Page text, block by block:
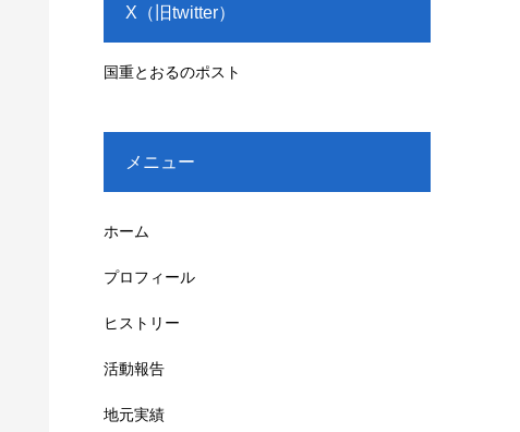
X（旧twitter）
国重とおるのポスト
メニュー
ホーム
プロフィール
ヒストリー
活動報告
地元実績